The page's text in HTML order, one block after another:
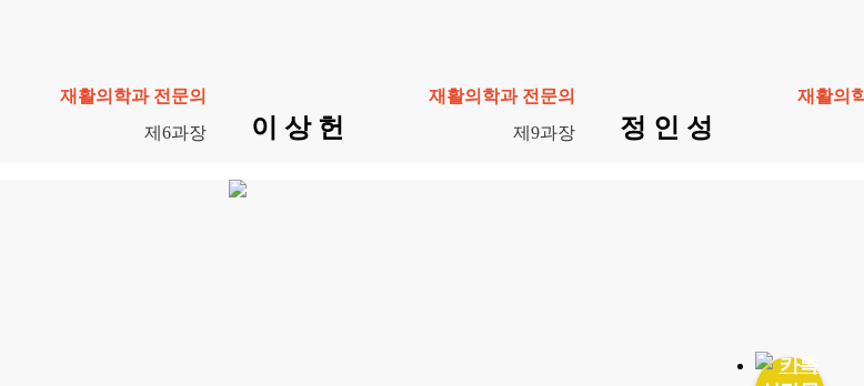
재활의학과 전문의
제6과장
재활의학과 전문의
이 상 헌 제9과장
재활의
정 인 성